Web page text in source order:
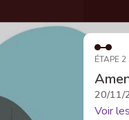
ÉTAPE
20/11/
Voir